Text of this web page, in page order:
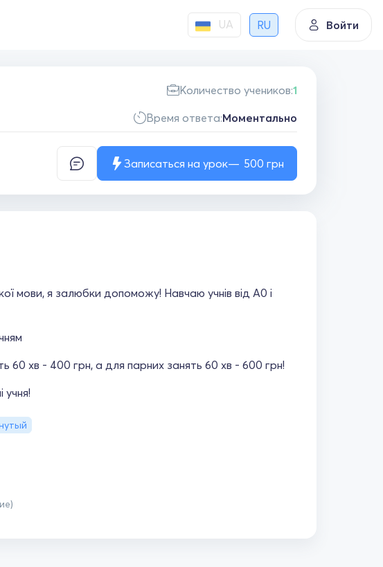
UA RU Войти
Количество учеников:1
Время ответа:Моментально
Записаться на урок 500 грн
мови, я залюбки допоможу! Навчаю учнів від А0 і
60 хв - 400 грн, а для парних занять 60 хв - 600 грн!
учня!